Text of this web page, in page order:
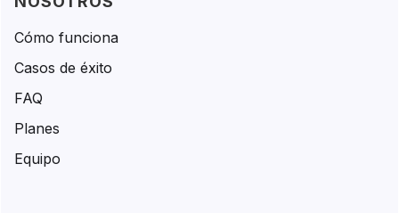
Cómo funciona
Casos de éxito
FAQ
Planes
Equipo